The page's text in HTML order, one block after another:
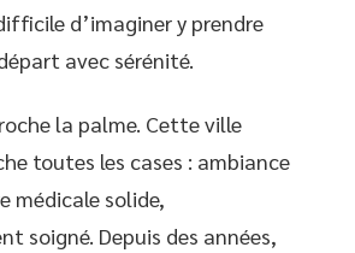
d’imaginer y prendre
avec sérénité.
la palme. Cette ville
toutes les cases : ambiance
médicale solide,
soigné. Depuis des années,